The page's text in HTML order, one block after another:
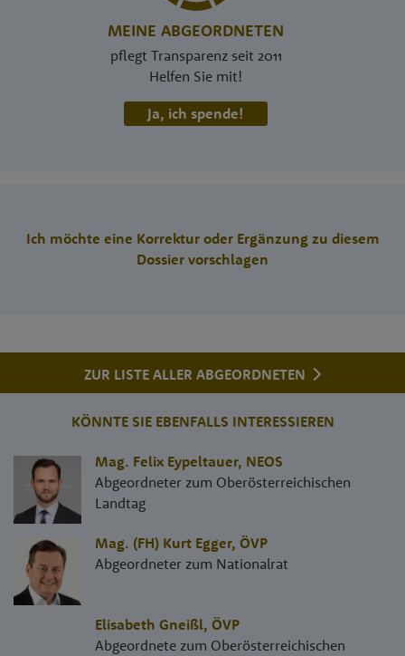
MEINE ABGEORDNETEN
pflegt Transparenz seit 2011
Helfen Sie mit!
Ja, ich spende!
Ich möchte eine Korrektur oder Ergänzung zu diesem
Dossier vorschlagen
ZUR LISTE ALLER ABGEORDNETEN
KÖNNTE SIE EBENFALLS INTERESSIEREN
Mag. Felix Eypeltauer, NEOS
Abgeordneter zum Oberösterreichischen
Landtag
Mag. (FH) Kurt Egger, ÖVP
Abgeordneter zum Nationalrat
Elisabeth Gneißl, ÖVP
Abgeordnete zum Oberösterreichischen